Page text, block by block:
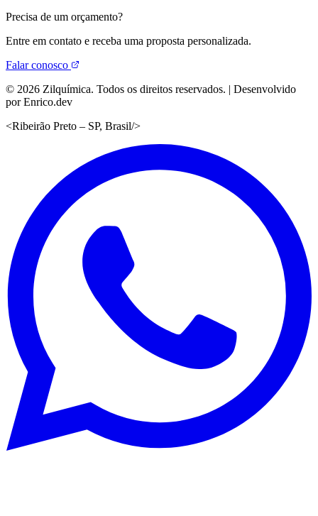
Precisa de um orçamento?
Entre em contato e receba uma proposta personalizada.
Falar conosco
© 2026 Zilquímica. Todos os direitos reservados. | Desenvolvido
por Enrico.dev
<Ribeirão Preto – SP, Brasil/>